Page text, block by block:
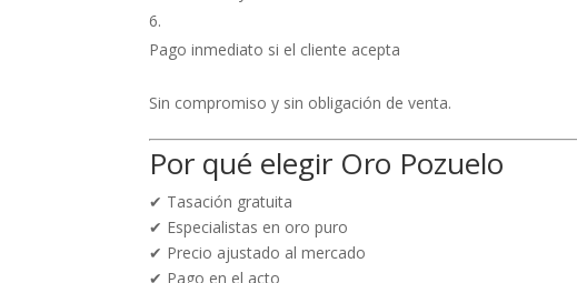
Pago inmediato si el cliente acepta
Sin compromiso y sin obligación de venta.
Por qué elegir Oro Pozuelo
✔ Tasación gratuita
✔ Especialistas en oro puro
✔ Precio ajustado al mercado
✔ Pago en el acto